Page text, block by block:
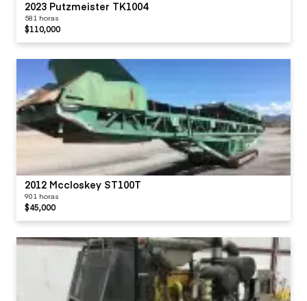
2023 Putzmeister TK1004
581 horas
$110,000
2012 Mccloskey ST100T
901 horas
$45,000